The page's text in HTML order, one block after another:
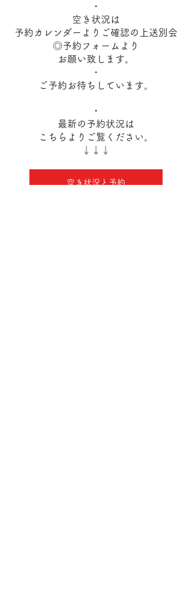
・
空き状況は
予約カレンダーよりご確認の上送別会
◎予約フォームより
お願い致します。
・
ご予約お待ちしています。
・
最新の予約状況は
こちらよりご覧ください。
↓↓↓
空き状況と予約